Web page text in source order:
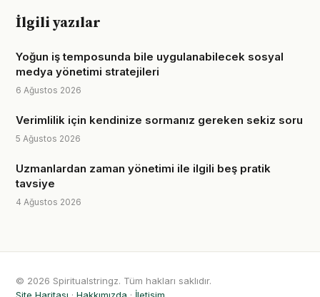
İlgili yazılar
Yoğun iş temposunda bile uygulanabilecek sosyal
medya yönetimi stratejileri
6 Ağustos 2026
Verimlilik için kendinize sormanız gereken sekiz soru
5 Ağustos 2026
Uzmanlardan zaman yönetimi ile ilgili beş pratik
tavsiye
4 Ağustos 2026
© 2026 Spiritualstringz. Tüm hakları saklıdır.